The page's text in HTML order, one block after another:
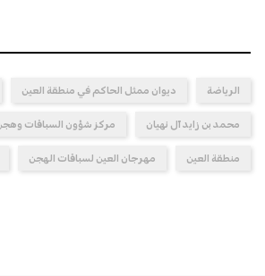
الرياضة ديوان ممثل الحاكم في منطقة العين
محمد بن زايد آل نهيان مركز شؤون السباقات وهجن
منطقة العين مهرجان العين لسباقات الهجن